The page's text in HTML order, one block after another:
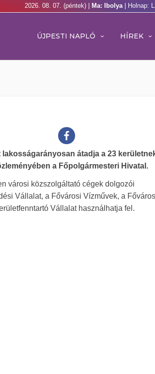
2026. 08. 07. (péntek) | Ma: Ibolya | Holnap:
ÚJPESTI NAPLÓ HÍREK
átadja a 23
a Főpolgármesteri Hivatal.
városi közszolgáltató cégek dolgozói
Vállalat, a Fővárosi Vízművek, a
Vállalat használhatja fel.